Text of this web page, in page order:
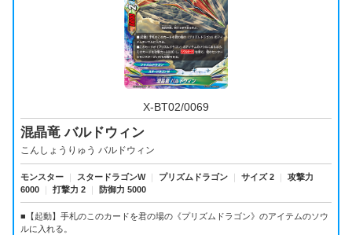
X-BT02/0069
混晶竜 バルドウィン
こんしょうりゅう バルドウィン
モンスター ｜ スタードラゴンW ｜ プリズムドラゴン ｜ サイズ 2 ｜
攻撃力
6000
｜ 打撃力 2 ｜ 防御力 5000
■【起動】手札のこのカードを君の場の《プリズムドラゴン》のアイテムのソウ
ルに入れる。